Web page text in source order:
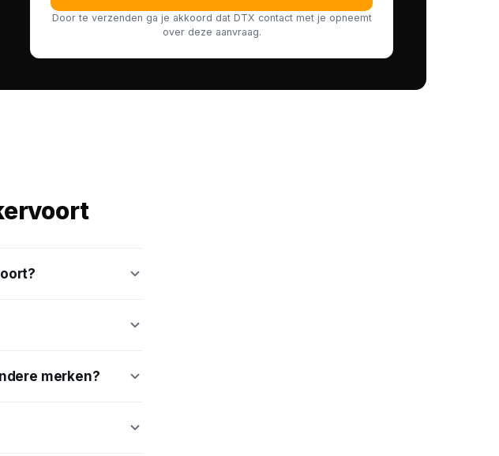
Door te verzenden ga je akkoord dat DTX contact met je opneemt
over deze aanvraag.
merken?